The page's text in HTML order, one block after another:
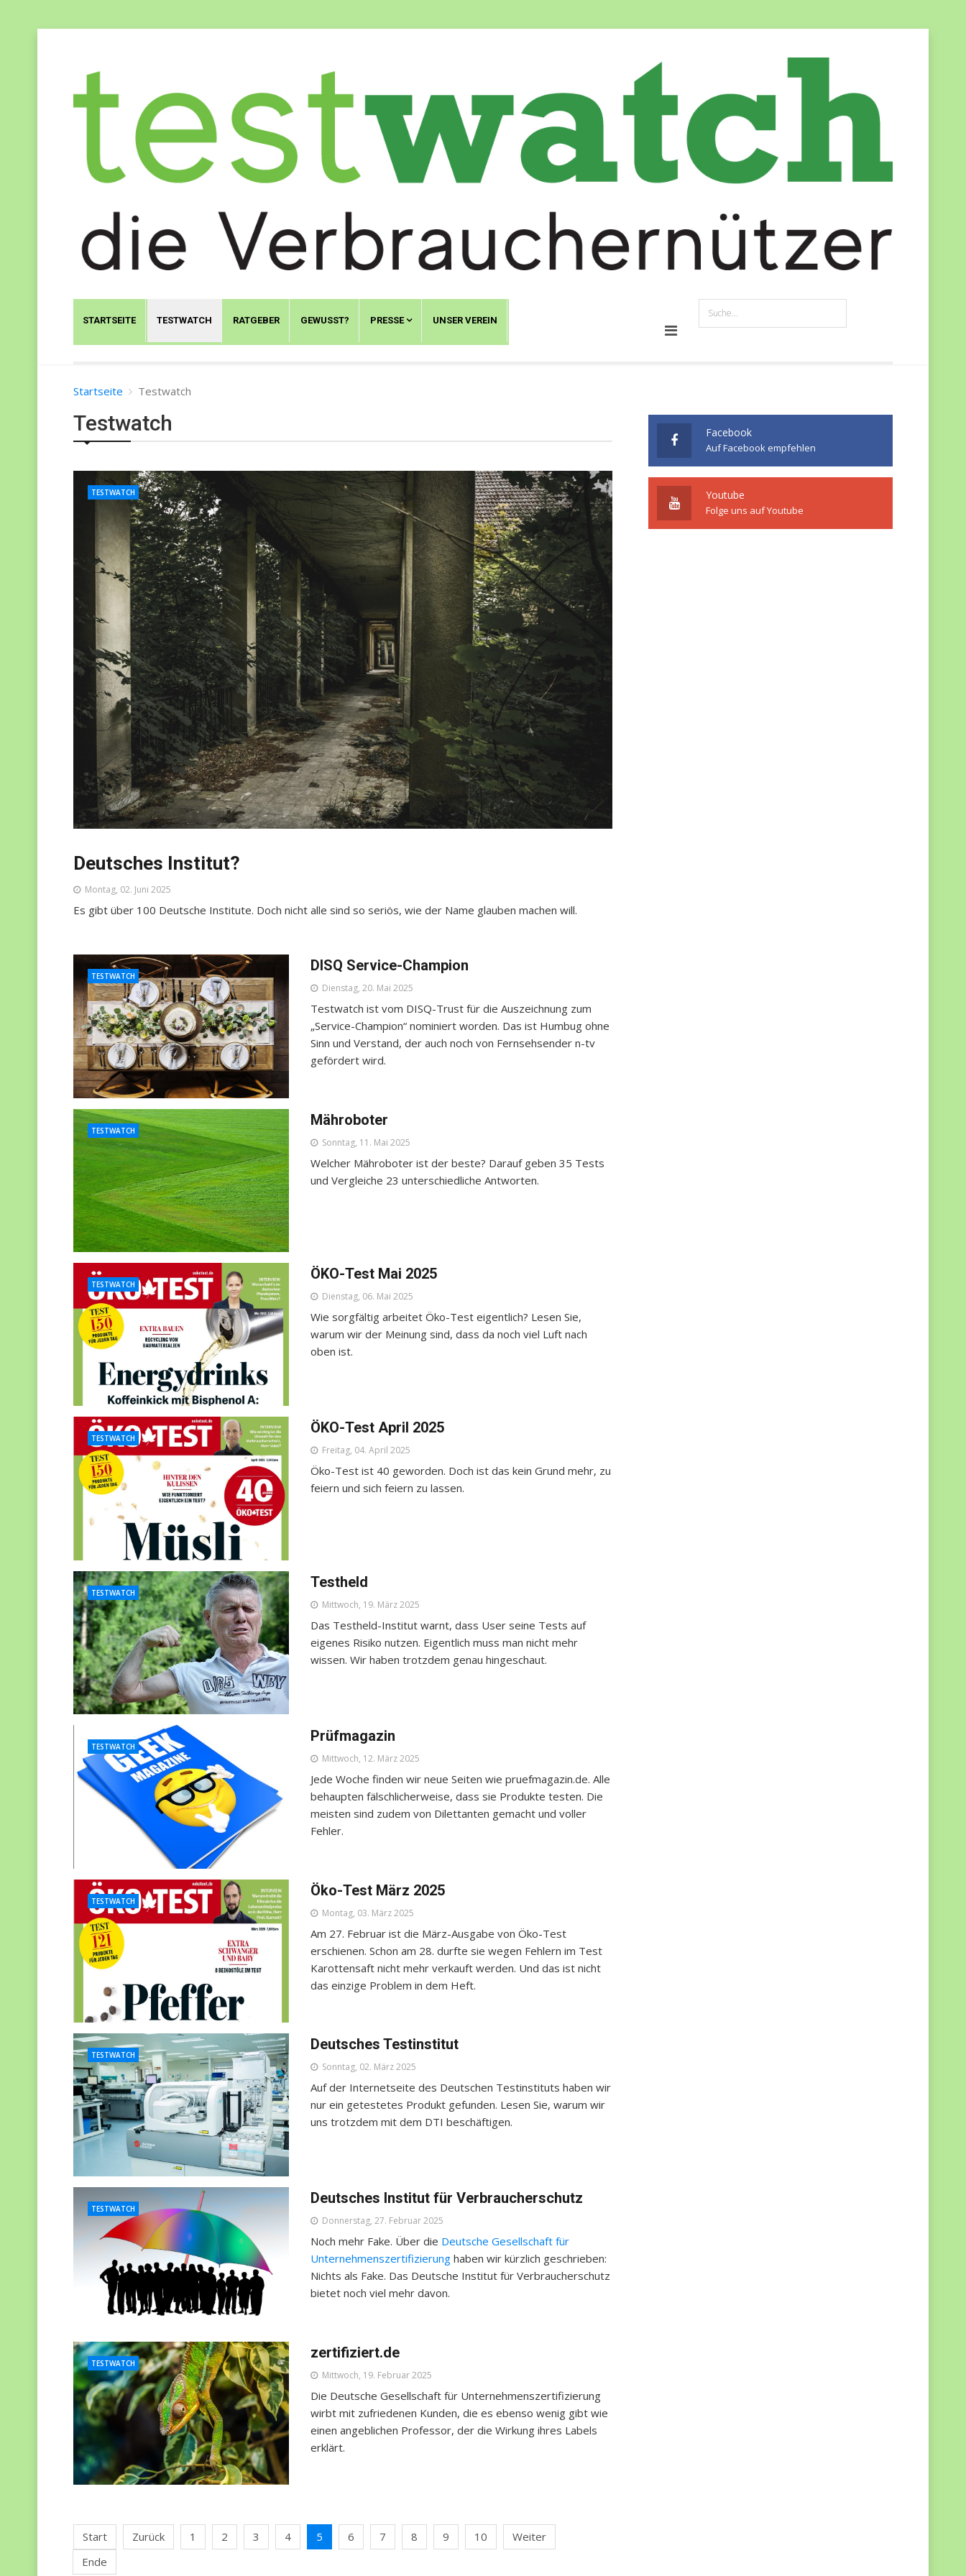
STARTSEITE TESTWATCH RATGEBER GEWUSST? PRESSE UNSER VEREIN
Startseite Testwatch
Testwatch
Deutsches Institut?
TESTWATCH
Montag, 02. Juni 2025
Es gibt über 100 Deutsche Institute. Doch nicht alle sind so seriös, wie der Name glauben machen will.
DISQ Service-Champion
TESTWATCH
Dienstag, 20. Mai 2025
Testwatch ist vom DISQ-Trust für die Auszeichnung zum
„Service-Champion“ nominiert worden. Das ist Humbug ohne
Sinn und Verstand, der auch noch von Fernsehsender n-tv
gefördert wird.
Mähroboter
TESTWATCH
Sonntag, 11. Mai 2025
Welcher Mähroboter ist der beste? Darauf geben 35 Tests
und Vergleiche 23 unterschiedliche Antworten.
ÖKO-Test Mai 2025
TESTWATCH
Dienstag, 06. Mai 2025
Wie sorgfältig arbeitet Öko-Test eigentlich? Lesen Sie,
warum wir der Meinung sind, dass da noch viel Luft nach
oben ist.
ÖKO-Test April 2025
TESTWATCH
Freitag, 04. April 2025
Öko-Test ist 40 geworden. Doch ist das kein Grund mehr, zu
feiern und sich feiern zu lassen.
Testheld
TESTWATCH
Mittwoch, 19. März 2025
Das Testheld-Institut warnt, dass User seine Tests auf
eigenes Risiko nutzen. Eigentlich muss man nicht mehr
wissen. Wir haben trotzdem genau hingeschaut.
Prüfmagazin
TESTWATCH
Mittwoch, 12. März 2025
Jede Woche finden wir neue Seiten wie pruefmagazin.de. Alle
behaupten fälschlicherweise, dass sie Produkte testen. Die
meisten sind zudem von Dilettanten gemacht und voller
Fehler.
Öko-Test März 2025
TESTWATCH
Montag, 03. März 2025
Am 27. Februar ist die März-Ausgabe von Öko-Test
erschienen. Schon am 28. durfte sie wegen Fehlern im Test
Karottensaft nicht mehr verkauft werden. Und das ist nicht
das einzige Problem in dem Heft.
Deutsches Testinstitut
TESTWATCH
Sonntag, 02. März 2025
Auf der Internetseite des Deutschen Testinstituts haben wir
nur ein getestetes Produkt gefunden. Lesen Sie, warum wir
uns trotzdem mit dem DTI beschäftigen.
Deutsches Institut für Verbraucherschutz
TESTWATCH
Donnerstag, 27. Februar 2025
Noch mehr Fake. Über die Deutsche Gesellschaft für
Unternehmenszertifizierung haben wir kürzlich geschrieben:
Nichts als Fake. Das Deutsche Institut für Verbraucherschutz
bietet noch viel mehr davon.
zertifiziert.de
TESTWATCH
Mittwoch, 19. Februar 2025
Die Deutsche Gesellschaft für Unternehmenszertifizierung
wirbt mit zufriedenen Kunden, die es ebenso wenig gibt wie
einen angeblichen Professor, der die Wirkung ihres Labels
erklärt.
Start Zurück 1 2 3 4 5 6 7 8 9 10
Weiter
Ende
Facebook
Auf Facebook empfehlen
Youtube
Folge uns auf Youtube